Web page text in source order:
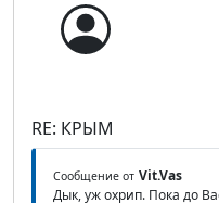
RE: КРЫМ
Сообщение от Vit.Vas
Дык, уж охрип. Пока до